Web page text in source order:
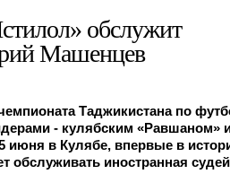
обслужит
Машенцев
Таджикистана по
- кулябским «Равшаном»
июня в Кулябе, впервые в
обслуживать иностранная